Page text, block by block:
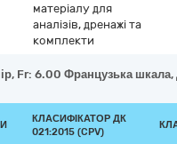
матеріалу для
аналізів, дренажі та
комплекти
Fr: 6.00 Французька
КЛАСИФІКАТОР ДК
021:2015 (CPV)